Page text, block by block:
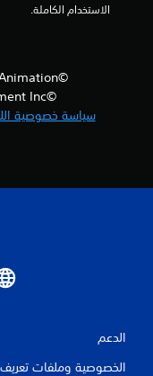
الاستخدام الكاملة.
©Bird Studio/Shueisha, Toei Animation
©Bandai Namco Entertainment Inc.
سياسة خصوصية
الدعم
الخصوصية وملفات تعريف